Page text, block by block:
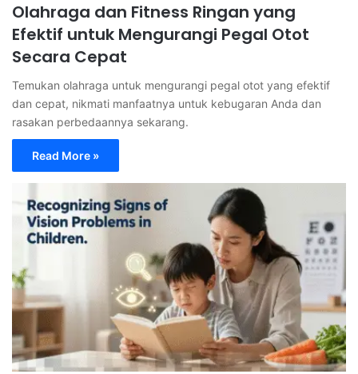
Olahraga dan Fitness Ringan yang
Efektif untuk Mengurangi Pegal Otot
Secara Cepat
Temukan olahraga untuk mengurangi pegal otot yang efektif
dan cepat, nikmati manfaatnya untuk kebugaran Anda dan
rasakan perbedaannya sekarang.
Read More »